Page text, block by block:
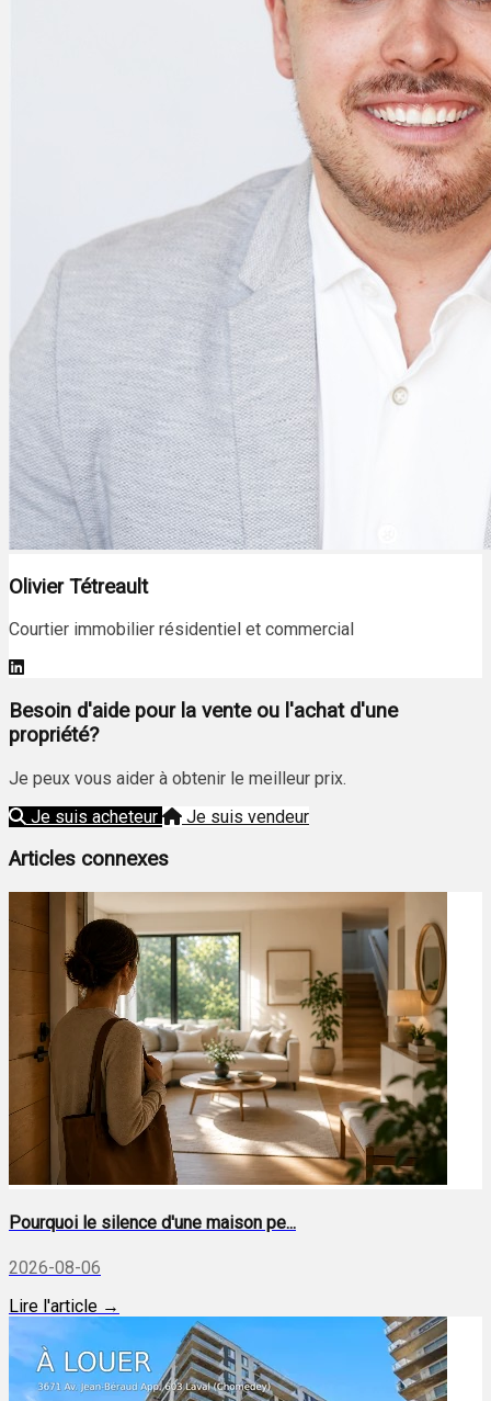
Olivier Tétreault
Courtier immobilier résidentiel et commercial
Besoin d'aide pour la vente ou l'achat d'une
propriété?
Je peux vous aider à obtenir le meilleur prix.
Je suis acheteur
Je suis vendeur
Articles connexes
Pourquoi le silence d'une maison pe...
2026-08-06
Lire l'article →